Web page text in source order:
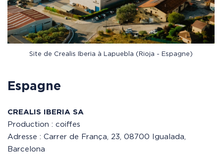
Site de Crealis Iberia à Lapuebla (Rioja - Espagne)
Espagne
CREALIS IBERIA SA
Production : coiffes
Adresse : Carrer de França, 23, 08700 Igualada,
Barcelona